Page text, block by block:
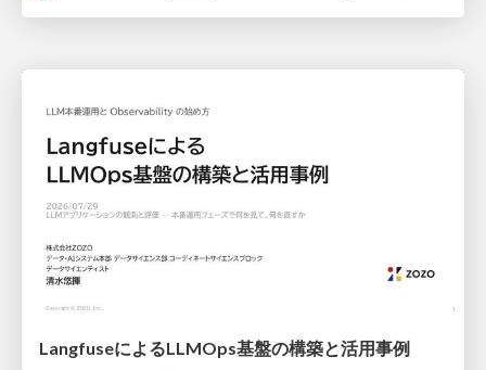
LangfuseによるLLMOps基盤の構築と活用事例